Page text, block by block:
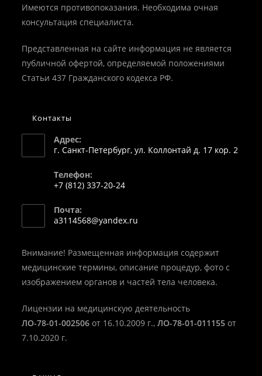
Имеются противопоказания. Необходима очная
консультация специалиста.
Представленная на сайте информация не является
публичной офертой, определяемой положениями
Статьи 437 Гражданского кодекса РФ.
Контакты
Адрес:
г. Санкт-Петербург, ул. Коллонтай д. 17 кор. 2
Телефон:
+7 (812) 337-20-24
в
вашем
Почта:
a3114568@yandex.ru
приложении
Внимание! Размещенная информация содержит
медицинские термины, описание процедур, фото с
изображением органов и частей тела человека.
Лицензии на медицинскую деятельность
ЛО-78-01-002506 от 16.10.2009 г.,ЛО-78-01-011155 от
7.10.2020 г.